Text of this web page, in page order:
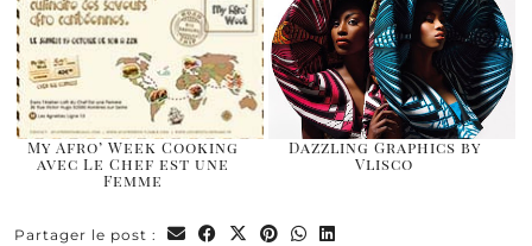
My Afro’ Week Cooking
avec Le Chef est une
Femme
Dazzling Graphics by
Vlisco
Partager le post :